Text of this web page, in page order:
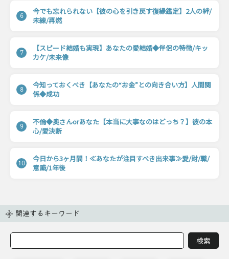
6
今でも忘れられない【彼の心を引き戻す復縁鑑定】2人の絆/
未練/再燃
7
【スピード結婚も実現】あなたの愛結婚◆伴侶の特徴/キッ
カケ/未来像
8
今知っておくべき【あなたの“お金”との向き合い方】人間関
係◆成功
9
不倫◆奥さんorあなた【本当に大事なのはどっち？】彼の本
心/愛決断
10
今日から3ヶ月間！≪あなたが注目すべき出来事≫愛/財/職/
意識/1年後
関連するキーワード